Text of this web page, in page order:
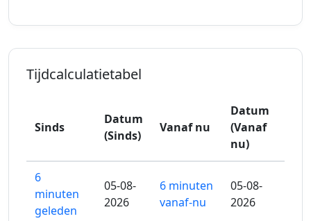
Tijdcalculatietabel
Sinds
Datum
(Sinds)
Vanaf nu
Datum
(Vanaf
nu)
6
minuten
geleden
05-08-
2026
6 minuten
vanaf-nu
05-08-
2026